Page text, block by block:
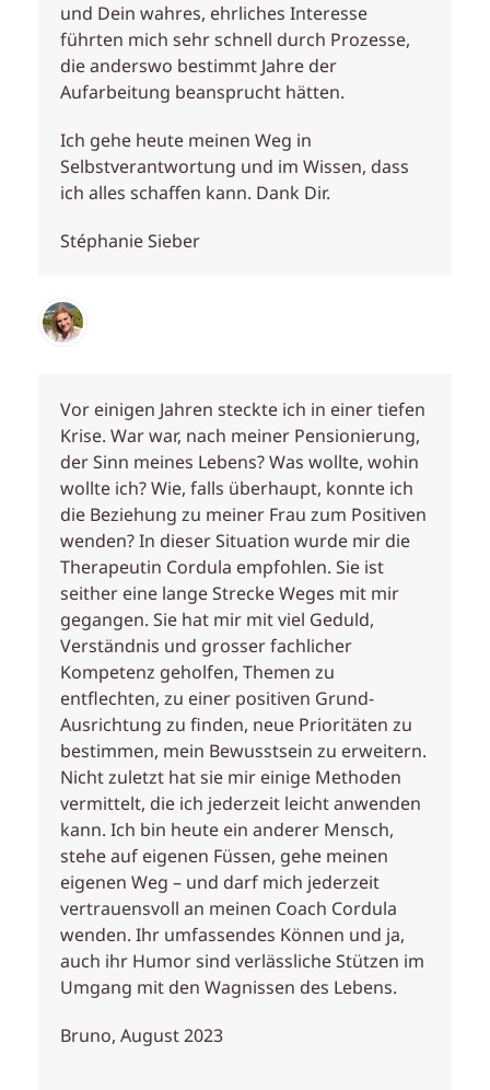
und Dein wahres, ehrliches Interesse
führten mich sehr schnell durch Prozesse,
die anderswo bestimmt Jahre der
Aufarbeitung beansprucht hätten.
Ich gehe heute meinen Weg in
Selbstverantwortung und im Wissen, dass
ich alles schaffen kann. Dank Dir.
Stéphanie Sieber
Vor einigen Jahren steckte ich in einer tiefen
Krise. War war, nach meiner Pensionierung,
der Sinn meines Lebens? Was wollte, wohin
wollte ich? Wie, falls überhaupt, konnte ich
die Beziehung zu meiner Frau zum Positiven
wenden? In dieser Situation wurde mir die
Therapeutin Cordula empfohlen. Sie ist
seither eine lange Strecke Weges mit mir
gegangen. Sie hat mir mit viel Geduld,
Verständnis und grosser fachlicher
Kompetenz geholfen, Themen zu
entflechten, zu einer positiven Grund-
Ausrichtung zu finden, neue Prioritäten zu
bestimmen, mein Bewusstsein zu erweitern.
Nicht zuletzt hat sie mir einige Methoden
vermittelt, die ich jederzeit leicht anwenden
kann. Ich bin heute ein anderer Mensch,
stehe auf eigenen Füssen, gehe meinen
eigenen Weg – und darf mich jederzeit
vertrauensvoll an meinen Coach Cordula
wenden. Ihr umfassendes Können und ja,
auch ihr Humor sind verlässliche Stützen im
Umgang mit den Wagnissen des Lebens.
Bruno, August 2023